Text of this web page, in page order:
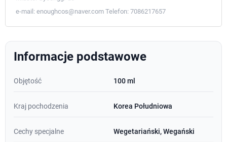
e-mail: enoughcos@naver.com Telefon: 7086217657
Informacje podstawowe
Objętość 100 ml
Kraj pochodzenia Korea Południowa
Cechy specjalne Wegetariański, Wegański